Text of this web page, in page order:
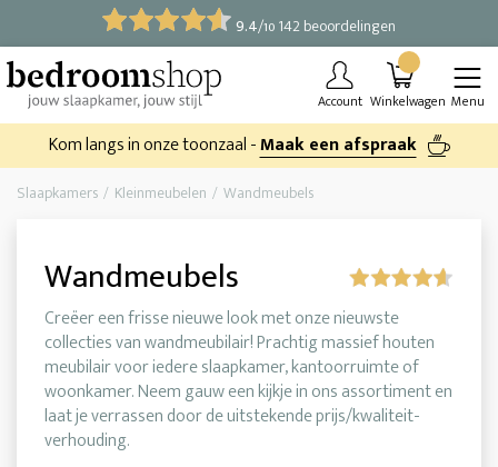
9.4/10 142 beoordelingen
Account Winkelwagen Menu
Kom langs in onze toonzaal -Maak een afspraak
Slaapkamers Kleinmeubelen Wandmeubels
Wandmeubels
Creëer een frisse nieuwe look met onze nieuwste
collecties van wandmeubilair! Prachtig massief houten
meubilair voor iedere slaapkamer, kantoorruimte of
woonkamer. Neem gauw een kijkje in ons assortiment en
laat je verrassen door de uitstekende prijs/kwaliteit-
verhouding.